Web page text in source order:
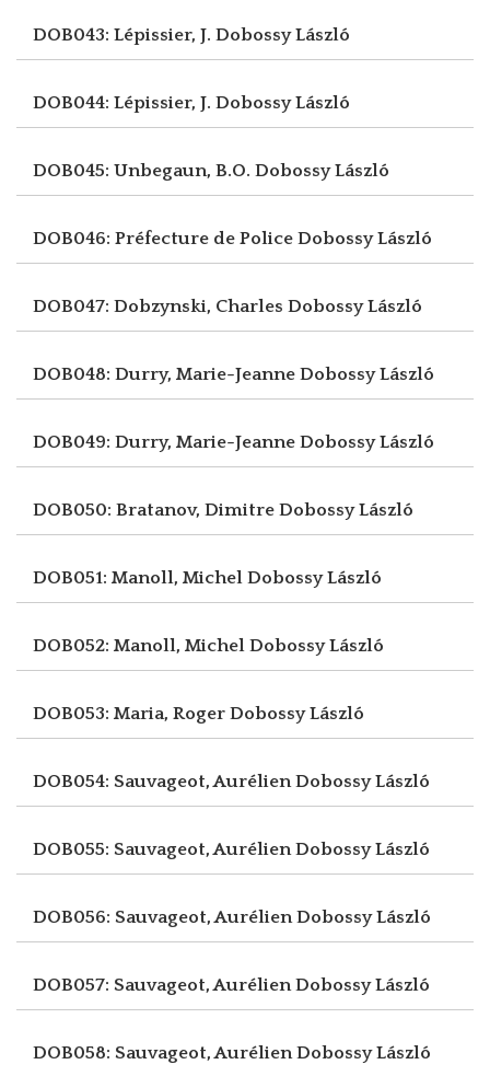
DOB043: Lépissier, J. Dobossy László
DOB044: Lépissier, J. Dobossy László
DOB045: Unbegaun, B.O. Dobossy László
DOB046: Préfecture de Police Dobossy László
DOB047: Dobzynski, Charles Dobossy László
DOB048: Durry, Marie-Jeanne Dobossy László
DOB049: Durry, Marie-Jeanne Dobossy László
DOB050: Bratanov, Dimitre Dobossy László
DOB051: Manoll, Michel Dobossy László
DOB052: Manoll, Michel Dobossy László
DOB053: Maria, Roger Dobossy László
DOB054: Sauvageot, AurélienDobossy László
DOB055: Sauvageot, AurélienDobossy László
DOB056: Sauvageot, AurélienDobossy László
DOB057: Sauvageot, AurélienDobossy László
DOB058: Sauvageot, AurélienDobossy László